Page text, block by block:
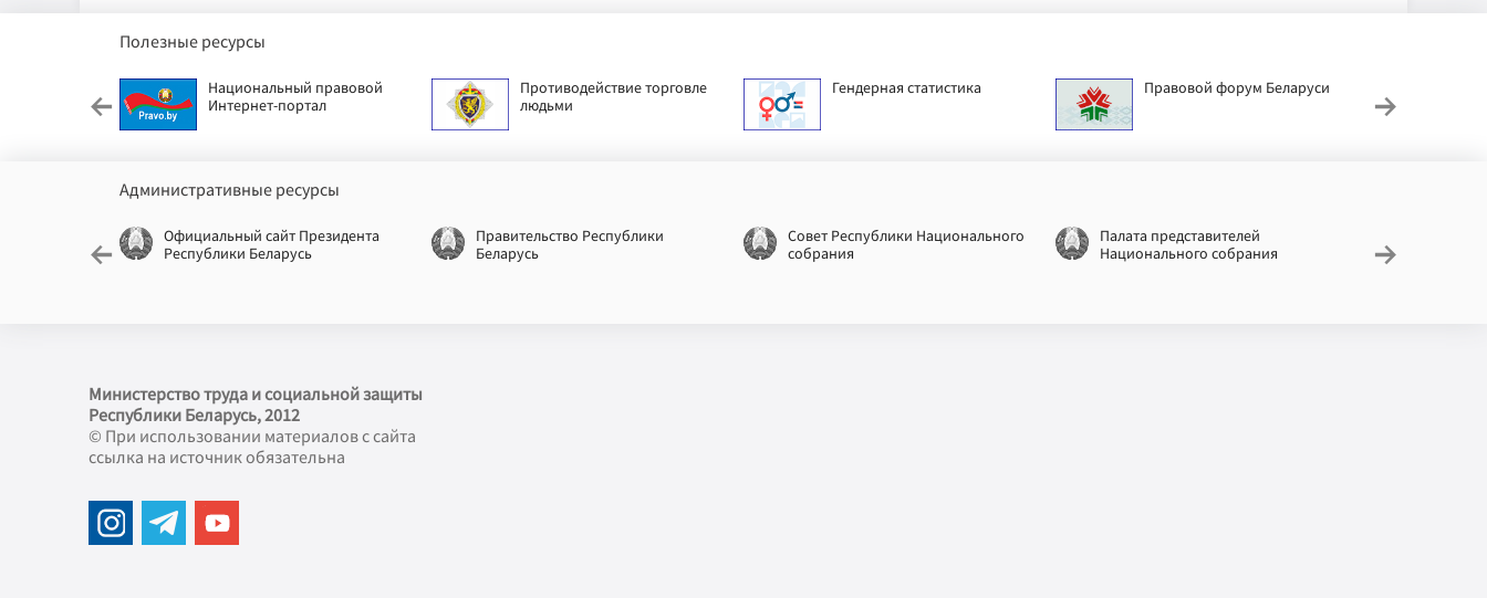
Полезные ресурсы
Национальный правовой
Интернет-портал
Противодействие торговле
людьми
Гендерная статистика Правовой форум Беларуси
Административные ресурсы
Официальный сайт Президента
Республики Беларусь
Правительство Республики
Беларусь
Совет Республики Национального
собрания
Палата представителей
Национального собрания
Министерство труда и социальной защиты
Республики Беларусь, 2012
© При использовании материалов с сайта
ссылка на источник обязательна